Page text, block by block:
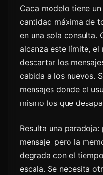
Cada modelo tiene
cantidad máxima de
en una sola consulta.
alcanza este límite, el
descartar los
cabida a los nuevos.
mensajes donde el
mismo los que
Resulta una
mensaje, pero la
degrada con el
escala. Se necesita